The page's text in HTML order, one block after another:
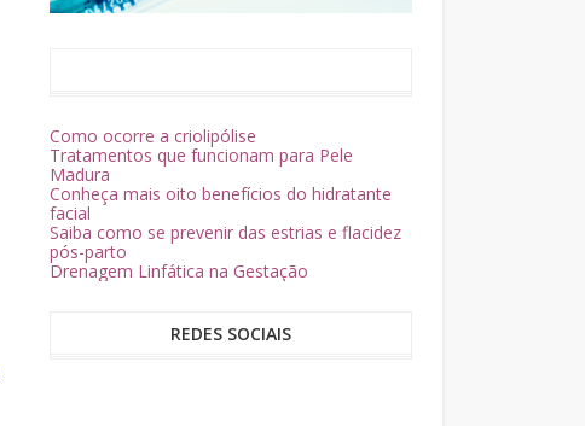
Como ocorre a criolipólise
Tratamentos que funcionam para Pele
Madura
Conheça mais oito benefícios do hidratante
facial
Saiba como se prevenir das estrias e flacidez
pós-parto
Drenagem Linfática na Gestação
REDES SOCIAIS